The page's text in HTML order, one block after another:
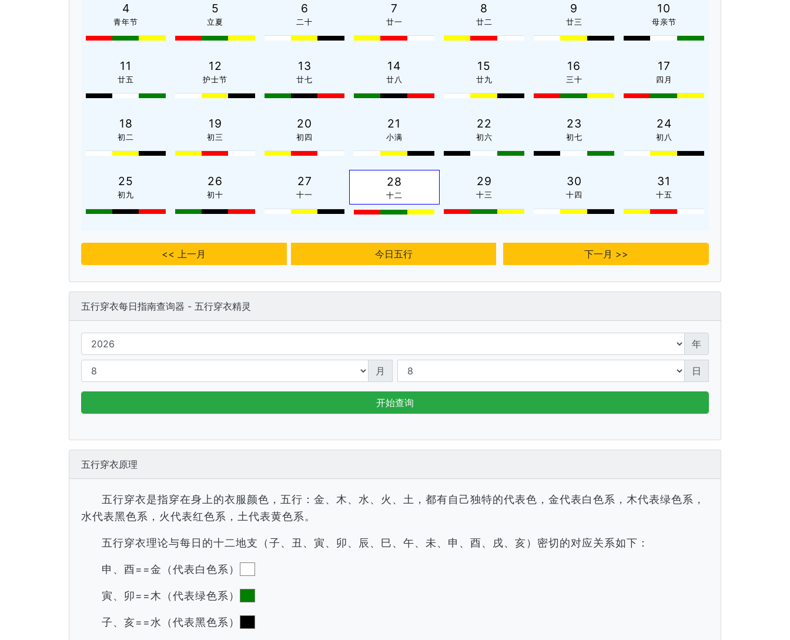
4
青年节
5
立夏
6
二十
7
廿一
8
廿二
9
廿三
10
母亲节
11
廿五
12
护士节
13
廿七
14
廿八
15
廿九
16
三十
17
四月
18
初二
19
初三
20
初四
21
小满
22
初六
23
初七
24
初八
25
初九
26
初十
27
十一
28
十二
29
十三
30
十四
31
十五
<< 上一月 今日五行 下一月 >>
五行穿衣每日指南查询器 - 五行穿衣精灵
年
月 日
开始查询
五行穿衣原理
五行穿衣是指穿在身上的衣服颜色，五行：金、木、水、火、土，都有自己独特的代表色，金代表白色系，木代表绿色系，
水代表黑色系，火代表红色系，土代表黄色系。
五行穿衣理论与每日的十二地支（子、丑、寅、卯、辰、巳、午、未、申、酉、戌、亥）密切的对应关系如下：
申、酉==金（代表白色系）
寅、卯==木（代表绿色系）
子、亥==水（代表黑色系）